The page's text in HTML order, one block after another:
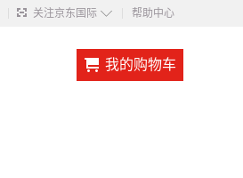
关注京东国际 ◇ 帮助中心
我的购物车